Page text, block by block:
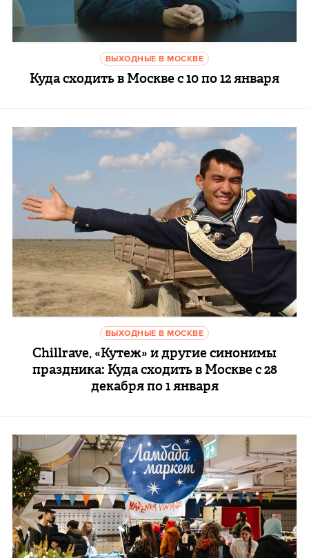
ВЫХОДНЫЕ В МОСКВЕ
Куда сходить в Москве с 10 по 12 января
ВЫХОДНЫЕ В МОСКВЕ
Chillrave, «Кутеж» и другие синонимы
праздника: Куда сходить в Москве с 28
декабря по 1 января